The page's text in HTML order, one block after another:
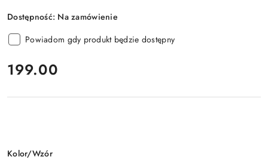
Dostępność: Na zamówienie
Powiadom gdy produkt będzie dostępny
cena:
199.00
Wariant
Kolor/Wzór